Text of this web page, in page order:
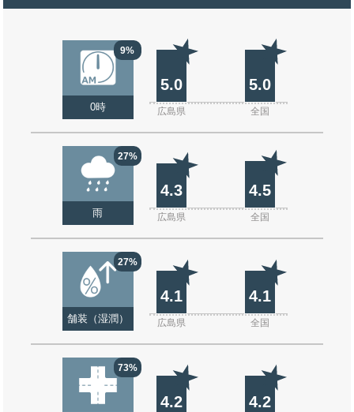
9%
0時
5.0 5.0
広島県 全国
27%
雨
4.3 4.5
広島県 全国
27%
舗装（湿潤）
4.1 4.1
広島県 全国
73%
4.2 4.2